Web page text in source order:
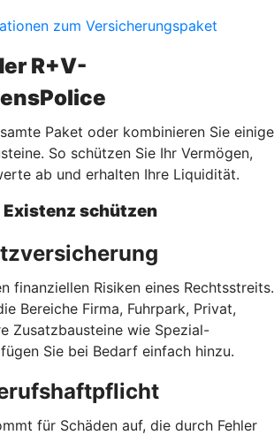
zum Versicherungspaket
R+V-
Paket oder kombinieren Sie einige
So schützen Sie Ihr Vermögen,
ab und erhalten Ihre Liquidität.
schützen
finanziellen Risiken eines Rechtsstreits.
Bereiche Firma, Fuhrpark, Privat,
Zusatzbausteine wie Spezial-
Sie bei Bedarf einfach hinzu.
für Schäden auf, die durch Fehler